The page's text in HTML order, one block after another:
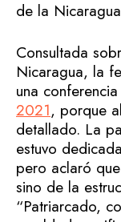
de la
Consultada
Nicaragua, la
una
2021, porque
detallado. La
estuvo
pero aclaró
sino de la
“Patriarcado,